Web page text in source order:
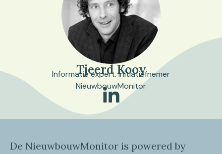
Tjeerd Kooy
Informatie expert. Initiatiefnemer
NieuwbouwMonitor
De NieuwbouwMonitor is powered by